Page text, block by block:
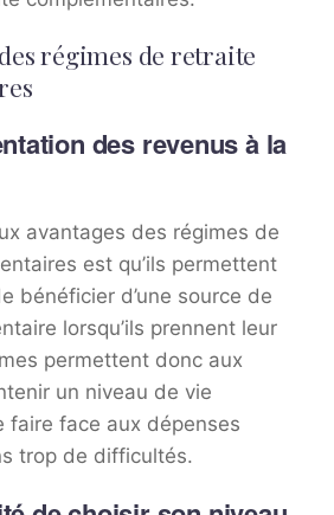
régimes de retraite
des revenus à la
avantages des régimes de
est qu’ils permettent
bénéficier d’une source de
lorsqu’ils prennent leur
permettent donc aux
un niveau de vie
faire face aux dépenses
trop de difficultés.